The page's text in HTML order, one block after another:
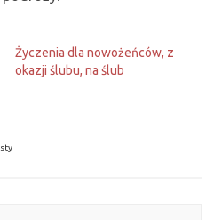
Życzenia dla nowożeńców, z
okazji ślubu, na ślub